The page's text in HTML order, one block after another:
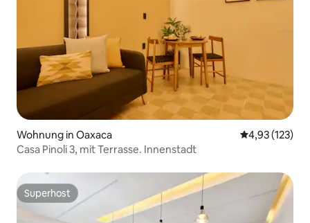
Wohnung in Oaxaca
4,93 (123)
Casa Pinoli 3, mit Terrasse. Innenstadt
Superhost
Superhost